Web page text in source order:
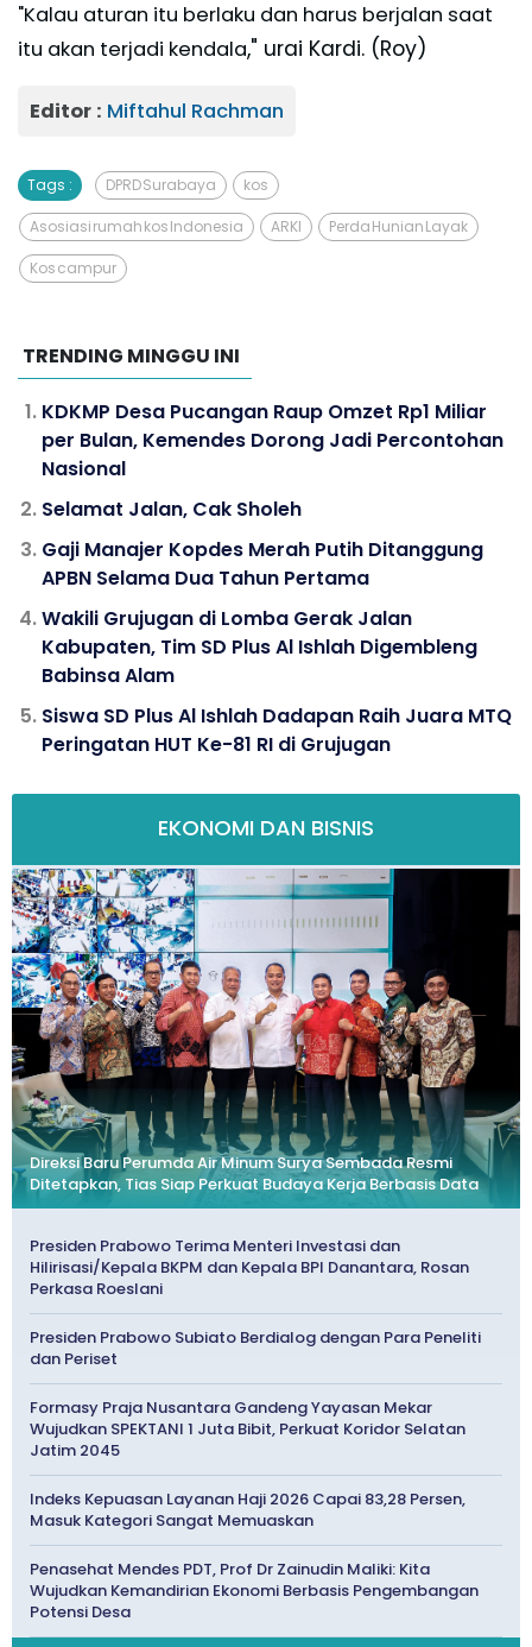
"Kalau aturan itu berlaku dan harus berjalan saat
itu akan terjadi kendala," urai Kardi. (Roy)
Editor : Miftahul Rachman
Tags : DPRD Surabaya kos
Asosiasi rumah kos Indonesia ARKI Perda Hunian Layak
Kos campur
TRENDING MINGGU INI
KDKMP Desa Pucangan Raup Omzet Rp1 Miliar
per Bulan, Kemendes Dorong Jadi Percontohan
Nasional
Selamat Jalan, Cak Sholeh
Gaji Manajer Kopdes Merah Putih Ditanggung
APBN Selama Dua Tahun Pertama
Wakili Grujugan di Lomba Gerak Jalan
Kabupaten, Tim SD Plus Al Ishlah Digembleng
Babinsa Alam
Siswa SD Plus Al Ishlah Dadapan Raih Juara MTQ
Peringatan HUT Ke-81 RI di Grujugan
EKONOMI DAN BISNIS
Direksi Baru Perumda Air Minum Surya Sembada Resmi
Ditetapkan, Tias Siap Perkuat Budaya Kerja Berbasis Data
Presiden Prabowo Terima Menteri Investasi dan
Hilirisasi/Kepala BKPM dan Kepala BPI Danantara, Rosan
Perkasa Roeslani
Presiden Prabowo Subiato Berdialog dengan Para Peneliti
dan Periset
Formasy Praja Nusantara Gandeng Yayasan Mekar
Wujudkan SPEKTANI 1 Juta Bibit, Perkuat Koridor Selatan
Jatim 2045
Indeks Kepuasan Layanan Haji 2026 Capai 83,28 Persen,
Masuk Kategori Sangat Memuaskan
Penasehat Mendes PDT, Prof Dr Zainudin Maliki: Kita
Wujudkan Kemandirian Ekonomi Berbasis Pengembangan
Potensi Desa